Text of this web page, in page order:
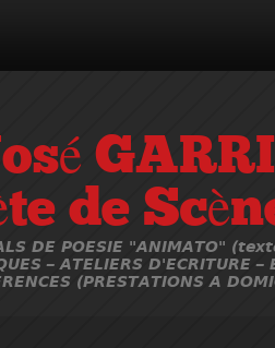
de
DE POESIE "ANIMATO"
– ATELIERS D'ECRITURE –
(PRESTATIONS A